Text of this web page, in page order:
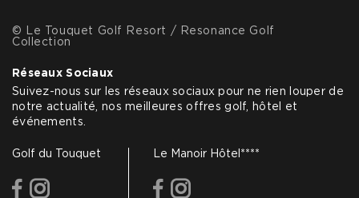
© Le Touquet Golf Resort / Resonance Golf
Collection
Réseaux Sociaux
Suivez-nous sur les réseaux sociaux pour ne rien louper de
notre actualité, nos meilleures offres golf, hôtel et
événements.
Golf du Touquet
facebook
Le Manoir Hôtel****
facebook